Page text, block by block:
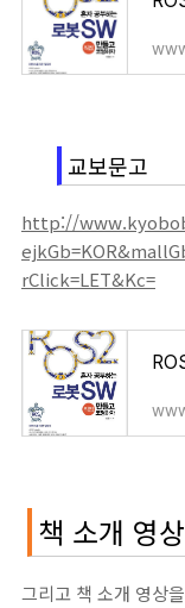
교보문고
http://
rClick=LET&Kc=
책 소개 영상
그리고 책 소개 영상